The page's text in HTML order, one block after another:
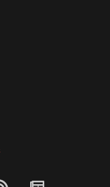
RSS